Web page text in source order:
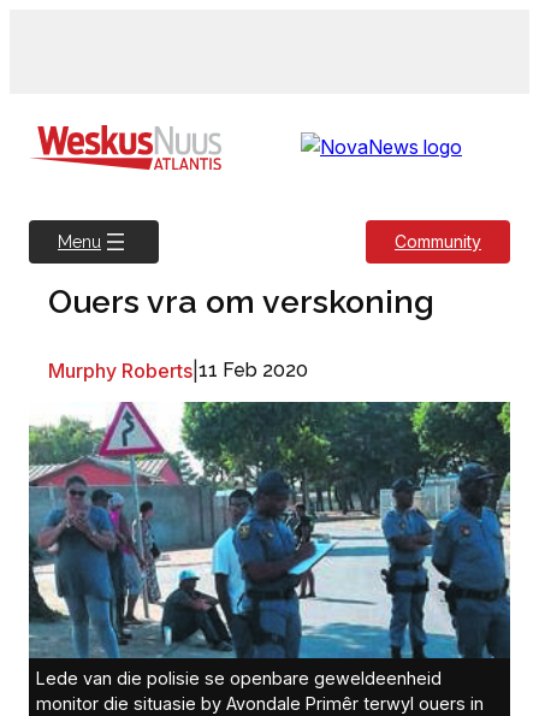
Menu Community
Ouers vra om verskoning
Murphy Roberts 11 Feb 2020
Lede van die polisie se openbare geweldeenheid
monitor die situasie by Avondale Primêr terwyl ouers in